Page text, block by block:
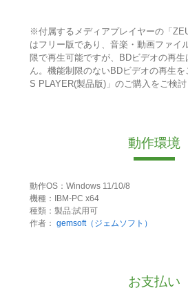
※付属するメディアプレイヤーの「
はフリー版であり、音楽・動画ファイ
限で再生可能ですが、BDビデオの再
ん。機能制限のないBDビデオの再生
S PLAYER(製品版)」のご購入をご検討
動作環境
動作OS：Windows 11/10/8
機種：IBM-PC x64
種類：製品:試用可
作者： gemsoft（ジェムソフト）
お支払い